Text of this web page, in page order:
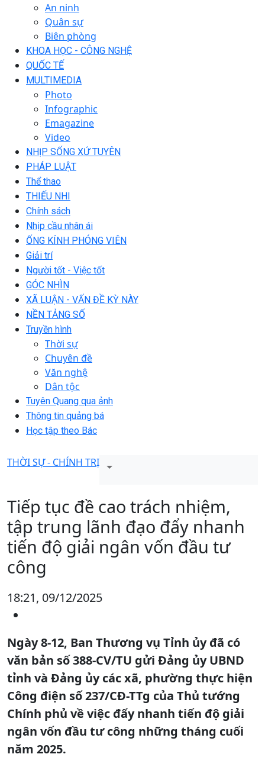
An ninh
Quân sự
Biên phòng
KHOA HỌC - CÔNG NGHỆ
QUỐC TẾ
MULTIMEDIA
Photo
Infographic
Emagazine
Video
NHỊP SỐNG XỨ TUYÊN
PHÁP LUẬT
Thể thao
THIẾU NHI
Chính sách
Nhịp cầu nhân ái
ỐNG KÍNH PHÓNG VIÊN
Giải trí
Người tốt - Việc tốt
GÓC NHÌN
XÃ LUẬN - VẤN ĐỀ KỲ NÀY
NỀN TẢNG SỐ
Truyền hình
Thời sự
Chuyên đề
Văn nghệ
Dân tộc
Tuyên Quang qua ảnh
Thông tin quảng bá
Học tập theo Bác
THỜI SỰ - CHÍNH TRỊ
Tiếp tục đề cao trách nhiệm,
tập trung lãnh đạo đẩy nhanh
tiến độ giải ngân vốn đầu tư
công
18:21, 09/12/2025
Ngày 8-12, Ban Thương vụ Tỉnh ủy đã có
văn bản số 388-CV/TU gửi Đảng ủy UBND
tỉnh và Đảng ủy các xã, phường thực hiện
Công điện số 237/CĐ-TTg của Thủ tướng
Chính phủ về việc đẩy nhanh tiến độ giải
ngân vốn đầu tư công những tháng cuối
năm 2025.